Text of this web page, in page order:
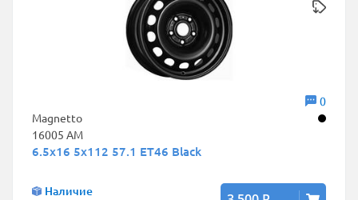
0
Magnetto
16005 AM
6.5x16 5x112 57.1 ET46 Black
Наличие